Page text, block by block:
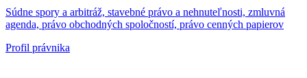
Súdne spory a arbitráž, stavebné právo a nehnuteľnosti, zmluvná
agenda, právo obchodných spoločností, právo cenných papierov
Profil právnika